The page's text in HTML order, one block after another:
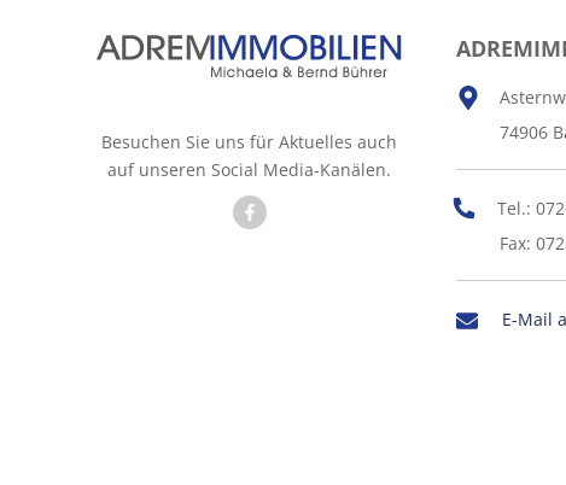
Besuchen Sie uns für Aktuelles auch
auf unseren Social Media-Kanälen.
74906
Tel.:
Fax:
E-Mail